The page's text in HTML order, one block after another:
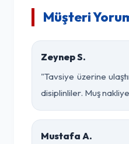
Müşteri
Zeynep S.
"Tavsiye üzerine
disiplinliler. Muş
Mustafa A.